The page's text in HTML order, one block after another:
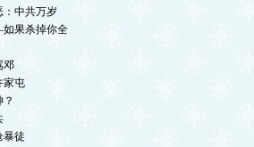
：中共万岁
果杀掉你全
邓
家屯
暴徒